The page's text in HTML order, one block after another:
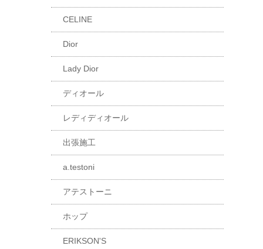
CELINE
Dior
Lady Dior
ディオール
レディディオール
出張施工
a.testoni
アテストーニ
ホップ
ERIKSON'S